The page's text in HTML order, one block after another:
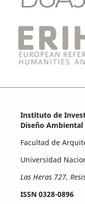
Instituto de
Diseño
Facultad de
Universidad
Las Heras 727,
ISSN 0328-0896